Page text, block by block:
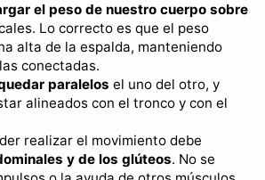
el peso de nuestro cuerpo sobre
Lo correcto es que el peso
alta de la espalda, manteniendo
conectadas.
paralelos el uno del otro, y
alineados con el tronco y con el
realizar el movimiento debe
y de los glúteos. No se